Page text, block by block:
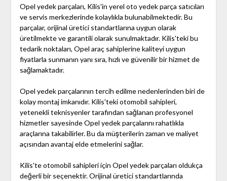
Opel yedek parçaları, Kilis'in yerel oto yedek parça satıcıları
ve servis merkezlerinde kolaylıkla bulunabilmektedir. Bu
parçalar, orijinal üretici standartlarına uygun olarak
üretilmekte ve garantili olarak sunulmaktadır. Kilis'teki bu
tedarik noktaları, Opel araç sahiplerine kaliteyi uygun
fiyatlarla sunmanın yanı sıra, hızlı ve güvenilir bir hizmet de
sağlamaktadır.
Opel yedek parçalarının tercih edilme nedenlerinden biri de
kolay montaj imkanıdır. Kilis'teki otomobil sahipleri,
yetenekli teknisyenler tarafından sağlanan profesyonel
hizmetler sayesinde Opel yedek parçalarını rahatlıkla
araçlarına takabilirler. Bu da müşterilerin zaman ve maliyet
açısından avantaj elde etmelerini sağlar.
Kilis'te otomobil sahipleri için Opel yedek parçaları oldukça
değerli bir seçenektir. Orijinal üretici standartlarında